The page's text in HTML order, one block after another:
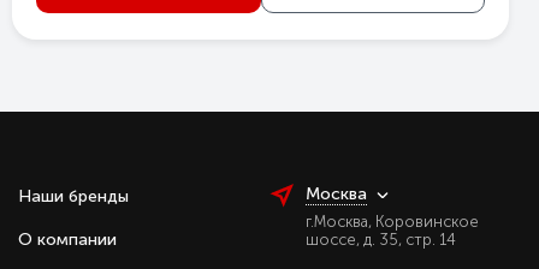
Наши бренды
О компании
Москва
г.Москва, Коровинское
шоссе, д. 35, стр. 14